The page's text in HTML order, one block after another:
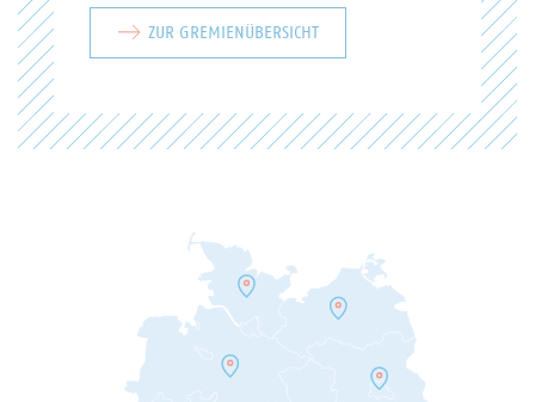
ZUR GREMIENÜBERSICHT